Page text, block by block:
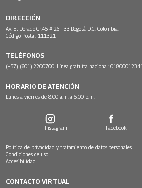
DIRECCIÓN
Av. El Dorado Cr.45 # 26 - 33 Bogotá D.C. Colombia.
Código Postal: 111321
TELÉFONOS
(+57) (601) 2200700. Línea gratuita nacional:
HORARIO DE ATENCIÓN
Lunes a viernes de 8:00 a.m. a 5:00 p.m.
Instagram Facebook
Política de privacidad y tratamiento de datos personales
Condiciones de uso
Accesibilidad
CONTACTO VIRTUAL